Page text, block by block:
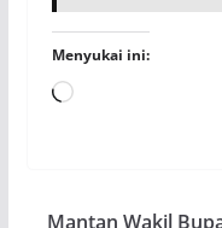
Menyukai ini:
Memuat...
Mantan Wakil